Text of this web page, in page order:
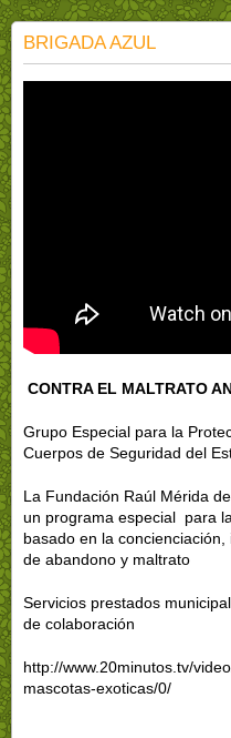
BRIGADA AZUL
CONTRA EL MALTRATO
Grupo Especial para la
Cuerpos de Seguridad del
La Fundación Raúl Mérida
un programa especial para
basado en la
de abandono y maltrato
Servicios prestados
de colaboración
http://www.20minutos.tv/
mascotas-exoticas/0/